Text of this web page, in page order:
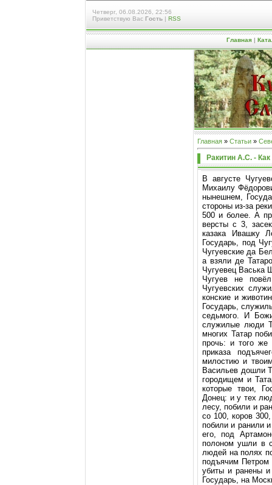
Четверг, 06.08.2026, 22:56
Приветствую Вас Гость | RSS
Главная |
Главная » Статьи »
Ракитин А.С. -
В августе
Михаилу
нынешнем,
стороны из-за
500 и более. А
версты с 3,
казака Ивашку
Государь, под
Чугуевские да
а взяли де
Чугуевец Васька
Чугуев не
Чугуевских
конские и
Государь,
седьмого. И
служилые люди
многих Татар
прочь: и того же
приказа
милостию и
Васильев дошли
городищем и
которые твои,
Донец: и у тех
лесу, побили и
со 100, коров
побили и ранили
его, под
полоном ушли в
людей на полях
подъячим
убиты и ранены и
Государь, на